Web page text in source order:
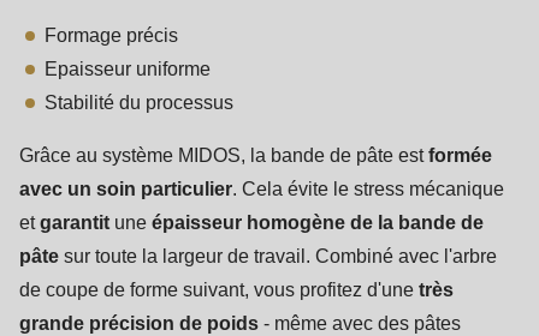
in
Drupal\rondo_contact\ContactService-
>Drupal\rondo_contact\
{closure}
()
(line
Formage précis
Epaisseur uniforme
Stabilité du processus
Grâce au système MIDOS, la bande de pâte estformée
avec un soin particulier. Cela évite le stress mécanique
etgarantit une épaisseur homogène de la bande de
pâte sur toute la largeur de travail. Combiné avec l'arbre
de coupe de forme suivant, vous profitez d'une très
grande précision de poids - même avec des pâtes